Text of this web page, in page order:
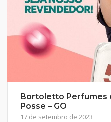
Bortoletto Perfumes
Posse – GO
17 de setembro de 2023